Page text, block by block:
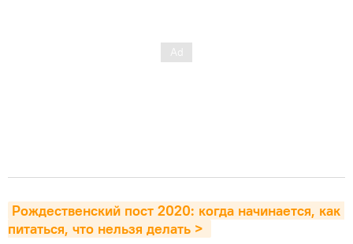
Рождественский пост 2020: когда начинается, как
питаться, что нельзя делать >